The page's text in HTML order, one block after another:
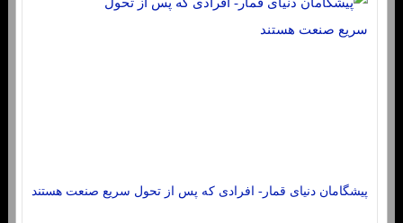
پیشگامان دنیای قمار- افرادی که پس از تحول سریع صنعت هستند